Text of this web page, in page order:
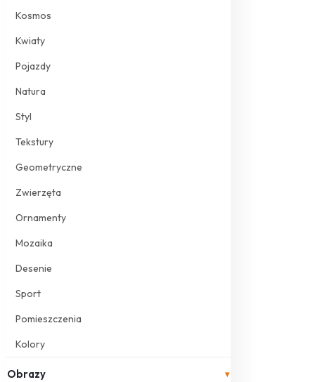
Kosmos
Kwiaty
Pojazdy
Natura
Styl
Tekstury
Geometryczne
Zwierzęta
Ornamenty
Mozaika
Desenie
Sport
Pomieszczenia
Kolory
Obrazy ▾